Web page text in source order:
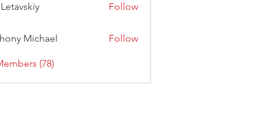
Follow
Michael Follow
(78)